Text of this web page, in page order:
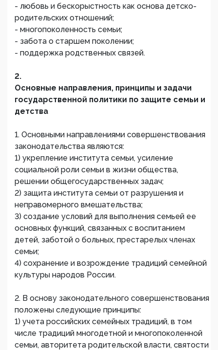
- любовь и бескорыстность как основа детско-
родительских отношений;
- многопоколенность семьи;
- забота о старшем поколении;
- поддержка родственных связей.
2.
Основные направления, принципы и задачи
государственной политики по защите семьи и
детства
1. Основными направлениями совершенствования
законодательства являются:
1) укрепление института семьи, усиление
социальной роли семьи в жизни общества,
решении общегосударственных задач;
2) защита института семьи от разрушения и
неправомерного вмешательства;
3) создание условий для выполнения семьей ее
основных функций, связанных с воспитанием
детей, заботой о больных, престарелых членах
семьи;
4) сохранение и возрождение традиций семейной
культуры народов России.
2. В основу законодательного совершенствования
положены следующие принципы:
1) учета российских семейных традиций, в том
числе традиций многодетной и многопоколенной
семьи, авторитета родительской власти, святости